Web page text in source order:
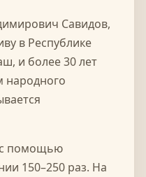
Савидов,
в Республике
и более 30 лет
народного
с помощью
150–250 раз. На